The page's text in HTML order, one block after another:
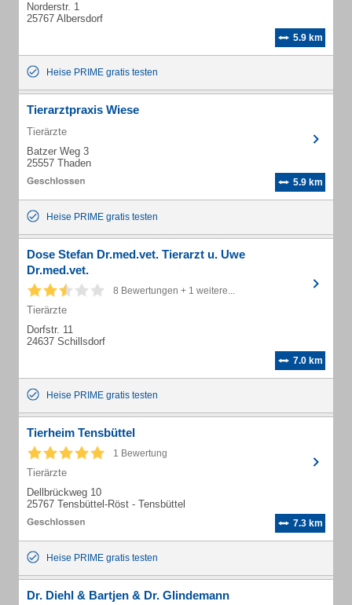
Norderstr. 1
25767 Albersdorf
5.9 km
Heise PRIME gratis testen
Tierarztpraxis Wiese
Tierärzte
Batzer Weg 3
25557 Thaden
5.9 km
Heise PRIME gratis testen
Dose Stefan Dr.med.vet. Tierarzt u. Uwe
Dr.med.vet.
8 Bewertungen + 1 weitere...
Tierärzte
Dorfstr. 11
24637 Schillsdorf
7.0 km
Heise PRIME gratis testen
Tierheim Tensbüttel
1 Bewertung
Tierärzte
Dellbrückweg 10
25767 Tensbüttel-Röst - Tensbüttel
7.3 km
Heise PRIME gratis testen
Dr. Diehl & Bartjen & Dr. Glindemann